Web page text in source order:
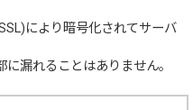
により暗号化されてサーバ
漏れることはありません。